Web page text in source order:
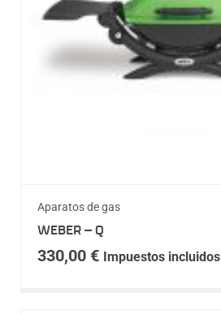
Aparatos de gas
WEBER – Q
330,00 € Impuestos incluidos